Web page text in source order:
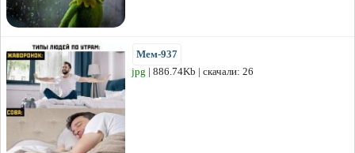
Мем-937
jpg | 886.74Kb | скачали: 26